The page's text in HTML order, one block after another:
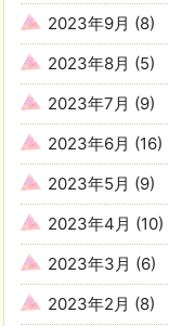
2023年9月 (8)
2023年8月 (5)
2023年7月 (9)
2023年6月 (16)
2023年5月 (9)
2023年4月 (10)
2023年3月 (6)
2023年2月 (8)